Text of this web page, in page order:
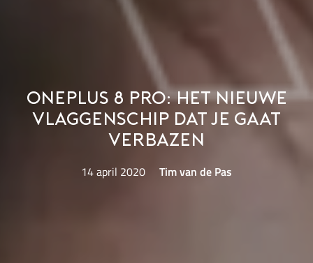
OnePlus 8 Pro: het nieuwe
vlaggenschip dat je gaat
verbazen
14 april 2020 Tim van de Pas